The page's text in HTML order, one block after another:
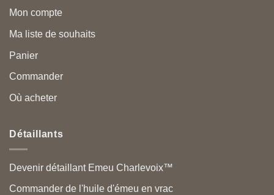
Mon compte
Ma liste de souhaits
Panier
Commander
Où acheter
Détaillants
Devenir détaillant Emeu Charlevoix™
Commander de l'huile d'émeu en vrac